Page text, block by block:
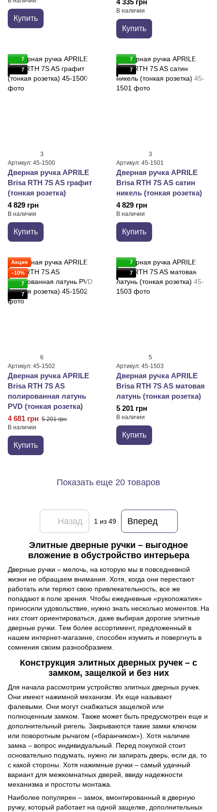
Купить
4 335 грн
В наличии
Купить
7
7
3
Артикул: 45-1500
Дверная ручка APRILE
Brisa RTH 7S AS графит
(тонкая розетка)
4 829 грн
В наличии
Купить
7
7
3
Артикул: 45-1501
Дверная ручка APRILE
Brisa RTH 7S AS сатин
никель (тонкая розетка)
4 829 грн
В наличии
Купить
Акция
−10%
7
7
6
Артикул: 45-1502
Дверная ручка APRILE
Brisa RTH 7S AS
полированная латунь
PVD (тонкая розетка)
4 681 грн 5 201 грн
В наличии
Купить
7
7
5
Артикул: 45-1503
Дверная ручка APRILE
Brisa RTH 7S AS матовая
латунь (тонкая розетка)
5 201 грн
В наличии
Купить
Показать еще 20 товаров
Назад 1 из 49 Вперед
Элитные дверные ручки – выгодное
вложение в обустройство интерьера
Дверные ручки – мелочь, на которую мы в повседневной
жизни не обращаем внимания. Хотя, когда они перестают
работать или теряют свою привлекательность, все же
попадают в поле зрения. Чтобы ежедневные «рукопожатия»
приносили удовольствие, нужно знать несколько моментов. На
них стоит ориентироваться, даже выбирая дорогие элитные
дверные ручки. Тем более ассортимент, предложенный в
нашем интернет-магазине, способен изумить и повергнуть в
сомнения своим разнообразием.
Конструкция элитных дверных ручек – с
замком, защелкой и без них
Для начала рассмотрим устройство элитных дверных ручек.
Они имеют нажимной механизм. Их еще называют
фалевыми. Они могут снабжаться защелкой или
полноценным замком. Также может быть предусмотрен еще и
дополнительный ригель. Закрываются такие замки ключом
или поворотным рычагом («баранчиком»). Хотя наличие
замка – вопрос индивидуальный. Перед покупкой стоит
основательно подумать, нужно ли запирать дверь, если да, то
с какой стороны. Хотя нажимные ручки – самый удачный
вариант для межкомнатных дверей, ввиду надежности
механизма и простоты монтажа.
Наиболее популярен – замок, вмонтированный в дверную
ручку, который работает на одной защелке, дополнительных